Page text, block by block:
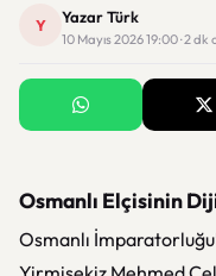
Y Yazar Türk
10 Mayıs 2026 19:00 · 2 dk
Osmanlı Elçisinin
Osmanlı